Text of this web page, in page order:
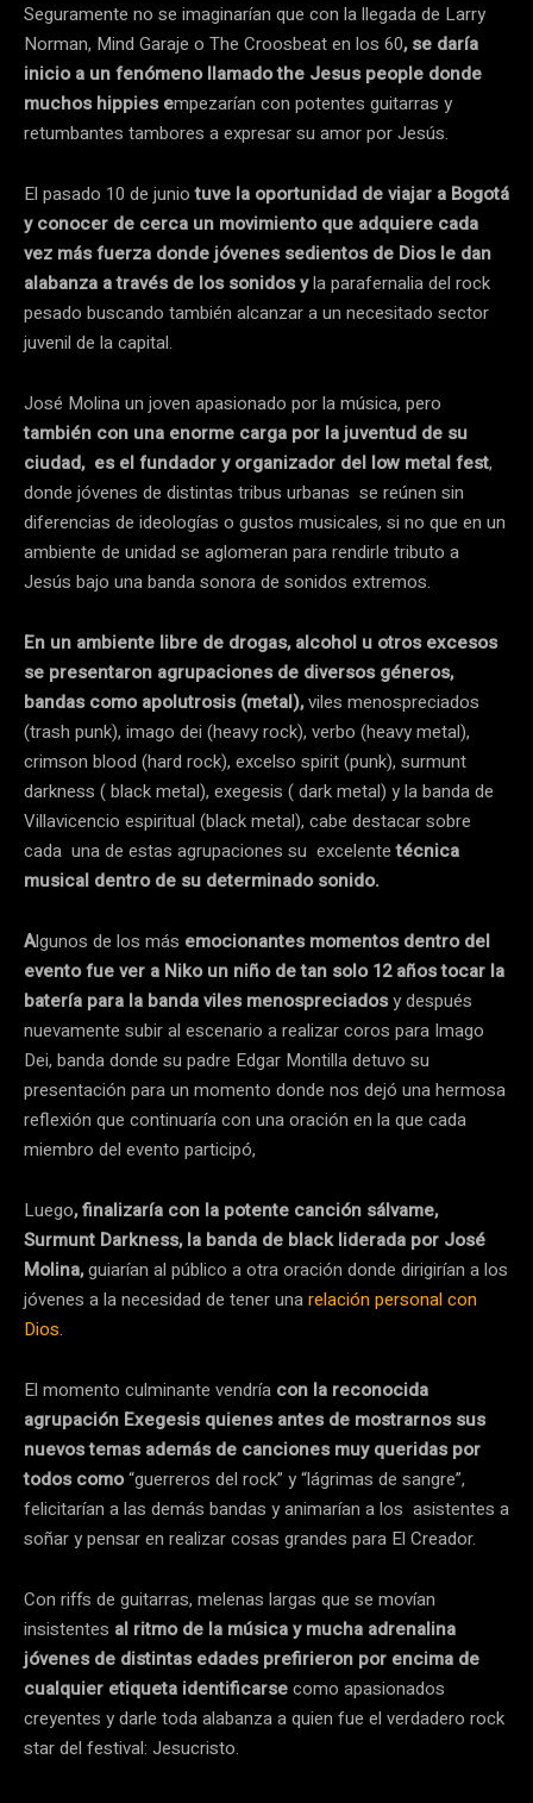
Seguramente no se imaginarían que con la llegada de Larry
Norman, Mind Garaje o The Croosbeat en los 60, se daría
inicio a un fenómeno llamado the Jesus people donde
muchos hippies empezarían con potentes guitarras y
retumbantes tambores a expresar su amor por Jesús.
El pasado 10 de juniotuve la oportunidad de viajar a Bogotá
y conocer de cerca un movimiento que adquiere cada
vez más fuerza donde jóvenes sedientos de Dios le dan
alabanza a través de los sonidos yla parafernalia del rock
pesado buscando también alcanzar a un necesitado sector
juvenil de la capital.
José Molina un joven apasionado por la música, pero
también con una enorme carga por la juventud de su
ciudad, es el fundador y organizador del low metal fest,
donde jóvenes de distintas tribus urbanas se reúnen sin
diferencias de ideologías o gustos musicales, si no que en un
ambiente de unidad se aglomeran para rendirle tributo a
Jesús bajo una banda sonora de sonidos extremos.
En un ambiente libre de drogas, alcohol u otros excesos
se presentaron agrupaciones de diversos géneros,
bandas como apolutrosis (metal),viles menospreciados
(trash punk), imago dei (heavy rock), verbo (heavy metal),
crimson blood (hard rock), excelso spirit (punk), surmunt
darkness ( black metal), exegesis ( dark metal) y la banda de
Villavicencio espiritual (black metal), cabe destacar sobre
cada una de estas agrupaciones su excelentetécnica
musical dentro de su determinado sonido.
Algunos de los más emocionantes momentos dentro del
evento fue ver a Niko un niño de tan solo 12 años tocar la
batería para la banda viles menospreciadosy después
nuevamente subir al escenario a realizar coros para Imago
Dei, banda donde su padre Edgar Montilla detuvo su
presentación para un momento donde nos dejó una hermosa
reflexión que continuaría con una oración en la que cada
miembro del evento participó,
Luego, finalizaría con la potente canción sálvame,
Surmunt Darkness, la banda de black liderada por José
Molina,guiarían al público a otra oración donde dirigirían a los
jóvenes a la necesidad de tener unarelación personal con
Dios.
El momento culminante vendría con la reconocida
agrupación Exegesis quienes antes de mostrarnos sus
nuevos temas además de canciones muy queridas por
todos como“guerreros del rock” y “lágrimas de sangre”,
felicitarían a las demás bandas y animarían a los asistentes a
soñar y pensar en realizar cosas grandes para El Creador.
Con riffs de guitarras, melenas largas que se movían
insistentes al ritmo de la música y mucha adrenalina
jóvenes de distintas edades prefirieron por encima de
cualquier etiqueta identificarsecomo apasionados
creyentes y darle toda alabanza a quien fue el verdadero rock
star del festival: Jesucristo.